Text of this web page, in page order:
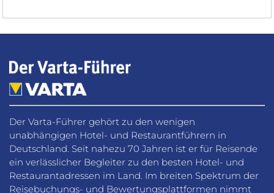
Der Varta-Führer gehört zu den wenigen
unabhängigen Hotel- und Restaurantführern in
Deutschland. Seit nahezu 70 Jahren ist er für Reisende
ein verlässlicher Begleiter zu den besten Hotel- und
Restaurantadressen im Land. Im breiten Spektrum der
Reisebuchungs- und Bewertungsplattformen nimmt